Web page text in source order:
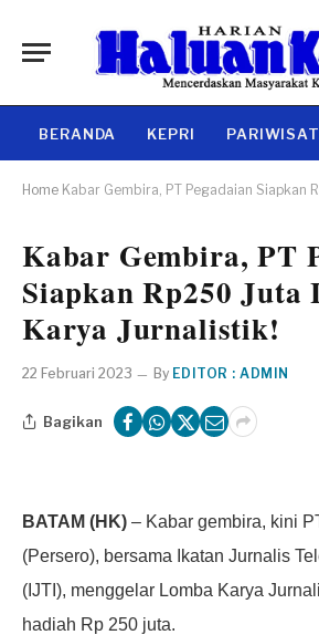
BERANDA KEPRI
Home Kabar Gembira, PT Pegadaian Siapkan Rp250
Kabar Gembira, PT
Siapkan Rp250 Juta
Karya Jurnalistik!
22 Februari 2023 By EDITOR : ADMIN
Bagikan
BATAM (HK) – Kabar gembira, kini
(Persero), bersama Ikatan Jurnalis
(IJTI), menggelar Lomba Karya
hadiah Rp 250 juta.